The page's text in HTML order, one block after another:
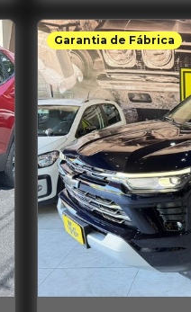
Garantia de Fábrica